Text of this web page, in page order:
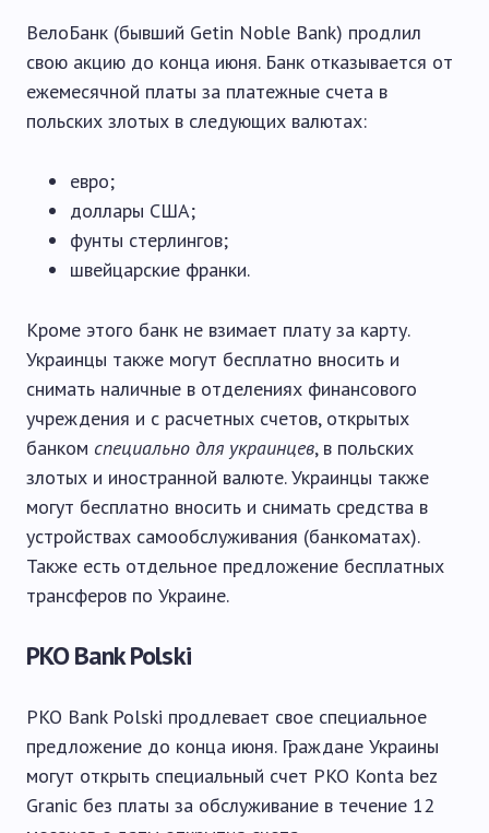
ВелоБанк (бывший Getin Noble Bank) продлил
свою акцию до конца июня. Банк отказывается от
ежемесячной платы за платежные счета в
польских злотых в следующих валютах:
евро;
доллары США;
фунты стерлингов;
швейцарские франки.
Кроме этого банк не взимает плату за карту.
Украинцы также могут бесплатно вносить и
снимать наличные в отделениях финансового
учреждения и с расчетных счетов, открытых
банком специально для украинцев, в польских
злотых и иностранной валюте. Украинцы также
могут бесплатно вносить и снимать средства в
устройствах самообслуживания (банкоматах).
Также есть отдельное предложение бесплатных
трансферов по Украине.
PKO Bank Polski
PKO Bank Polski продлевает свое специальное
предложение до конца июня. Граждане Украины
могут открыть специальный счет PKO Konta bez
Granic без платы за обслуживание в течение 12